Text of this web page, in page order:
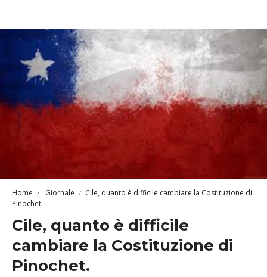
Home Giornale
Cile, quanto è difficile cambiare la Costituzione di
Pinochet.
Cile, quanto è difficile
cambiare la Costituzione di
Pinochet.